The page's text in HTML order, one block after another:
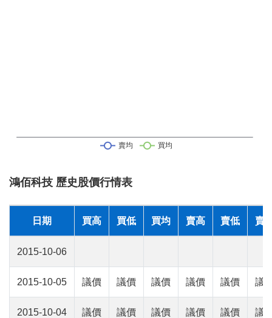
鴻佰科技 歷史股價行情表
日期 買高 買低 買均 賣高 賣低 賣
2015-10-06
2015-10-05 議價 議價 議價 議價 議價 議
2015-10-04 議價 議價 議價 議價 議價 議